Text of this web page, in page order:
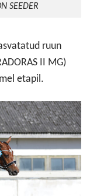
SEEDER
ruun
II MG)
etapil.